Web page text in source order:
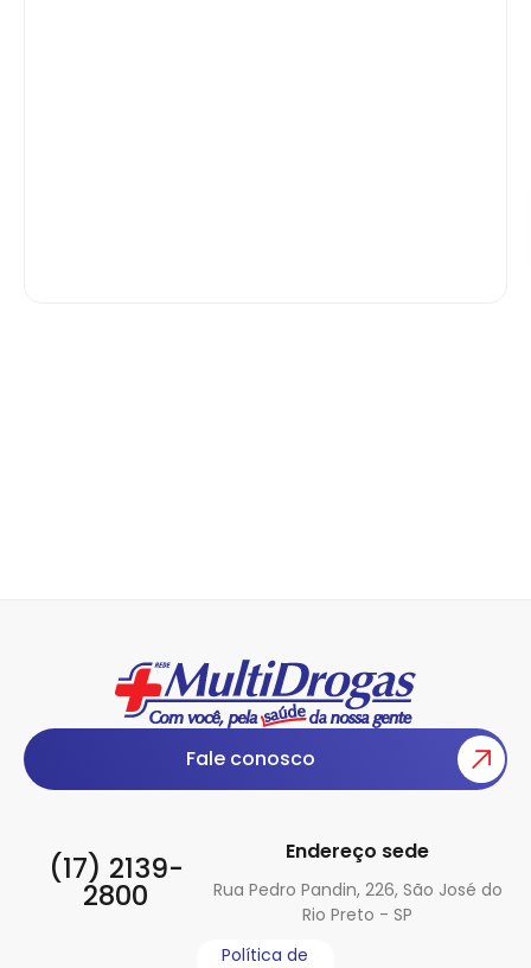
Fale conosco
(17) 2139-
2800
Endereço sede
Rua Pedro Pandin, 226, São José do
Rio Preto - SP
Política de